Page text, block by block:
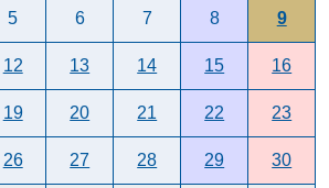
5 6 7 8 9
12 13 14 15 16
19 20 21 22 23
26 27 28 29 30